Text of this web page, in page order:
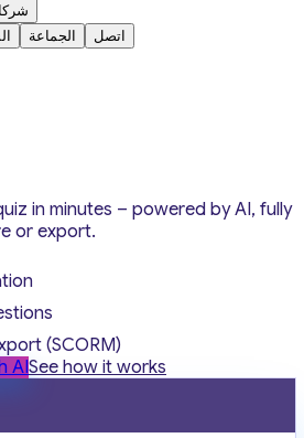
الجماعة اتصل
in minutes – powered by AI, fully
or export.
(SCORM)
AISee how it works